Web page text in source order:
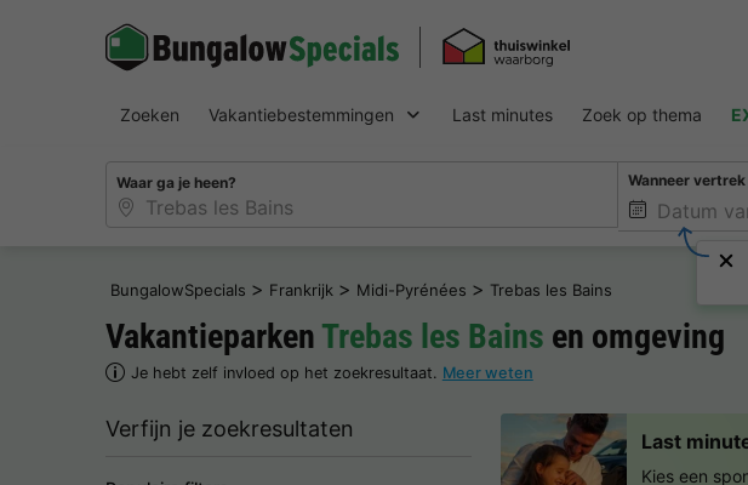
Zoeken Vakantiebestemmingen Last minutes Zoek op thema
Waar ga je heen? Wanneer vertrek
BungalowSpecials > Frankrijk > Midi-Pyrénées > Trebas les Bains
Vakantieparken Trebas les Bains en omgeving
Je hebt zelf invloed op het zoekresultaat. Meer weten
Verfijn je zoekresultaten Last
Kies een